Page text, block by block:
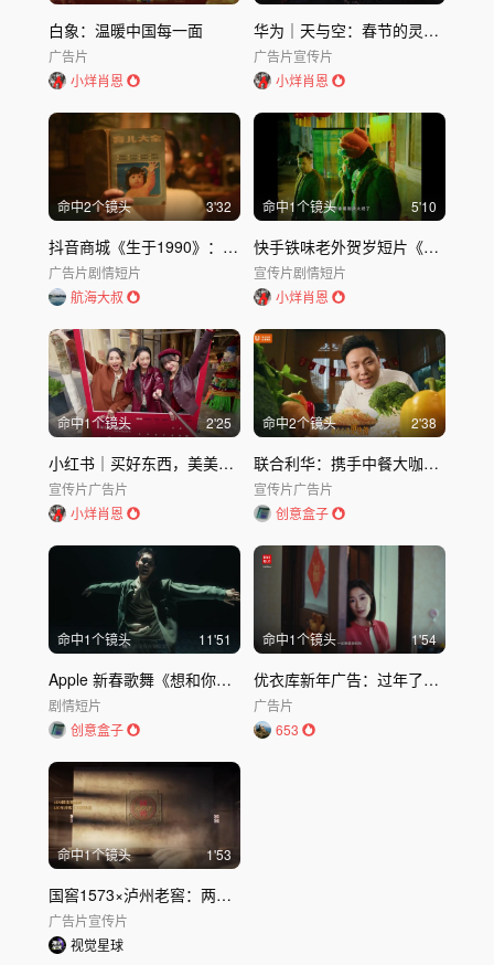
白象：温暖中国每一面
广告片
小烊肖恩
华为｜天与空：春节的灵感来了
广告片宣传片
小烊肖恩
命中2个镜头 3'32
抖音商城《生于1990》：四个马年，一代人的故事
广告片剧情短片
航海大叔
命中1个镜头 5'10
快手铁味老外贺岁短片《今年过年不见外》
宣传片剧情短片
小烊肖恩
命中1个镜头 2'25
小红书｜买好东西，美美过年
宣传片广告片
小烊肖恩
命中2个镜头 2'38
联合利华：携手中餐大咖，新年出新招
宣传片广告片
创意盒子
命中1个镜头 11'51
Apple 新春歌舞《想和你一起听听歌》
剧情短片
创意盒子
命中1个镜头 1'54
优衣库新年广告：过年了，添件新衣服吧
广告片
653
命中1个镜头 1'53
国窖1573×泸州老窖：两条飞龙贺新春
广告片宣传片
视觉星球